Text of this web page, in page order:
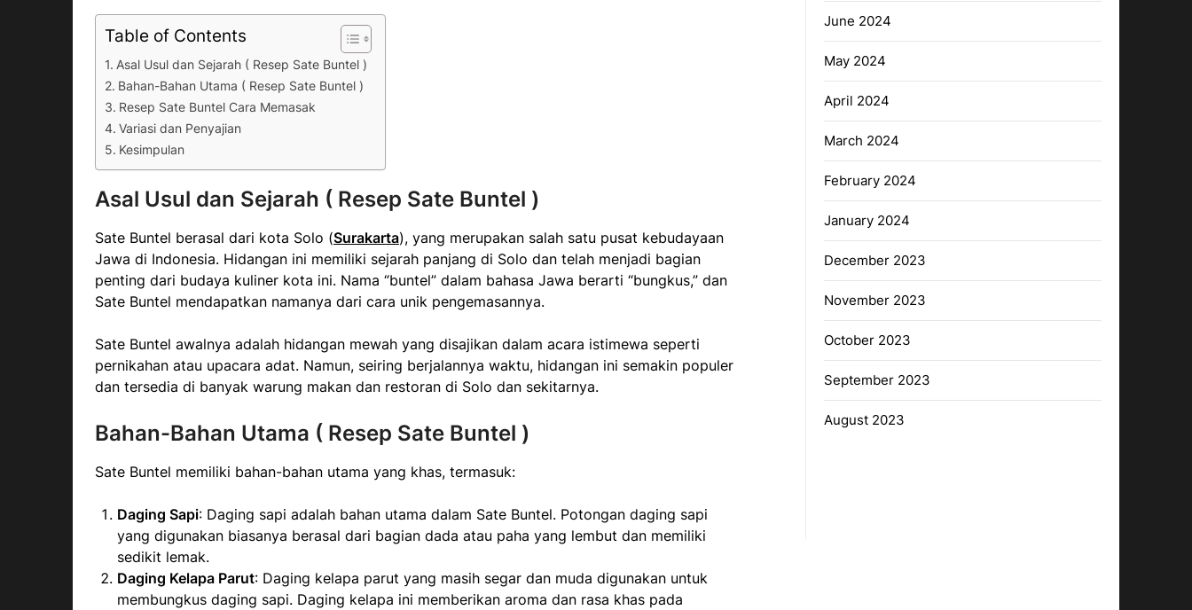
Table of Contents
Asal Usul dan Sejarah ( Resep Sate Buntel )
Bahan-Bahan Utama ( Resep Sate Buntel )
Resep Sate Buntel Cara Memasak
Variasi dan Penyajian
Kesimpulan
Asal Usul dan Sejarah ( Resep Sate Buntel )
Sate Buntel berasal dari kota Solo (Surakarta), yang merupakan salah satu pusat kebudayaan
Jawa di Indonesia. Hidangan ini memiliki sejarah panjang di Solo dan telah menjadi bagian
penting dari budaya kuliner kota ini. Nama “buntel” dalam bahasa Jawa berarti “bungkus,” dan
Sate Buntel mendapatkan namanya dari cara unik pengemasannya.
Sate Buntel awalnya adalah hidangan mewah yang disajikan dalam acara istimewa seperti
pernikahan atau upacara adat. Namun, seiring berjalannya waktu, hidangan ini semakin populer
dan tersedia di banyak warung makan dan restoran di Solo dan sekitarnya.
Bahan-Bahan Utama ( Resep Sate Buntel )
Sate Buntel memiliki bahan-bahan utama yang khas, termasuk:
Daging Sapi: Daging sapi adalah bahan utama dalam Sate Buntel. Potongan daging sapi
yang digunakan biasanya berasal dari bagian dada atau paha yang lembut dan memiliki
sedikit lemak.
Daging Kelapa Parut: Daging kelapa parut yang masih segar dan muda digunakan untuk
membungkus daging sapi. Daging kelapa ini memberikan aroma dan rasa khas pada
June 2024
May 2024
April 2024
March 2024
February 2024
January 2024
December 2023
November 2023
October 2023
September 2023
August 2023